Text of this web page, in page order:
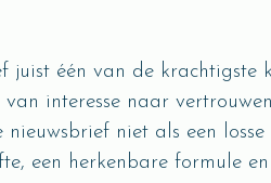
juist één van de
interesse naar
nieuwsbrief niet als een
een herkenbare formule